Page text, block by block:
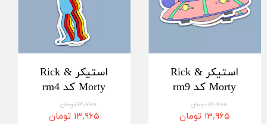
استیکر Rick &
Morty کد rm9
۱۴,۷۰۰ تومان
۱۳,۹۶۵ تومان
استیکر Rick &
Morty کد rm4
۱۴,۷۰۰ تومان
۱۳,۹۶۵ تومان